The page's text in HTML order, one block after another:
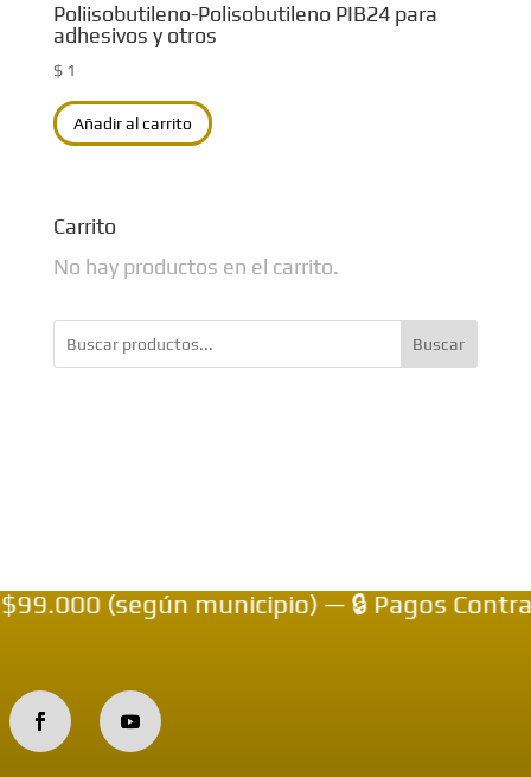
Poliisobutileno-Polisobutileno PIB24 para
adhesivos y otros
$1
Añadir al carrito
Carrito
No hay productos en el carrito.
Buscar
(según municipio) — 🔒 Pagos